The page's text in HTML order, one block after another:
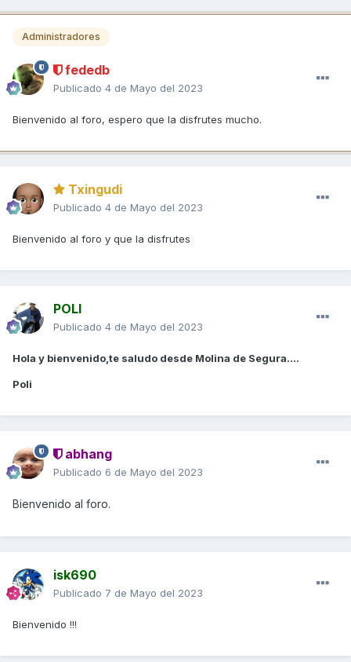
Administradores
fededb
Publicado 4 de Mayo del 2023
Bienvenido al foro, espero que la disfrutes mucho.
Txingudi
Publicado 4 de Mayo del 2023
Bienvenido al foro y que la disfrutes
POLI
Publicado 4 de Mayo del 2023
Hola y bienvenido,te saludo desde Molina de Segura....
Poli
abhang
Publicado 6 de Mayo del 2023
Bienvenido al foro.
isk690
Publicado 7 de Mayo del 2023
Bienvenido !!!